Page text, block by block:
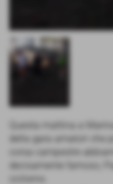
Questa mattina a
della gara amatori che
corsa campestre
decisamente famoso;